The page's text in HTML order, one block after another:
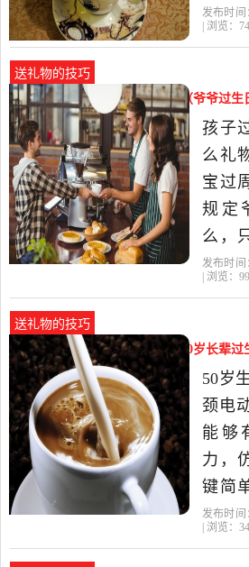
很贵
以送
什么
定会
较实
发布时间
| 浏览：
送礼物的技巧
孩子爷爷过生日送什么礼物好（爷爷过生
么礼物好）
孩子
么礼
宝过
规定
么，
一件
送点
边，
气，
宝宝
发布时间
| 浏览：
送礼物的技巧
老人50岁生日送什么礼物好（50岁长辈过
礼物）
50岁
颈电
能够
力，
键简
热辅
发布时间
| 浏览：